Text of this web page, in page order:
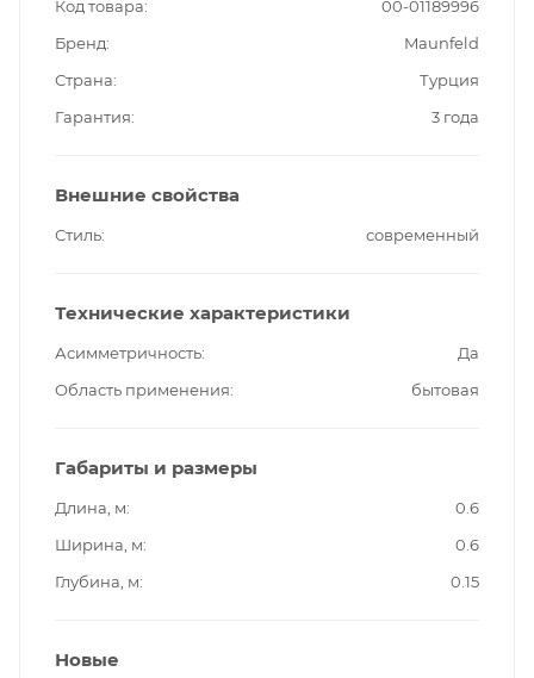
Код товара
00-01189996
Бренд
Maunfeld
Страна
Турция
Гарантия
3 года
Внешние свойства
Стиль современный
Технические характеристики
Асимметричность
Да
Область применения
бытовая
Габариты и размеры
Длина, м
0.6
Ширина, м
0.6
Глубина, м
0.15
Новые